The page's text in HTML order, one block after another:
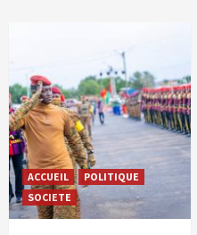
ACCUEIL
POLITIQUE
SOCIETE